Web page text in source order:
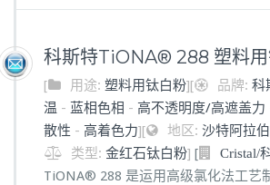
科斯特TiONA® 288 塑料
[ 用途: 塑料用钛白粉][ 品牌: 科
温 - 蓝相色相 - 高不透明度/高遮盖力
散性 - 高着色力][ 地区: 沙特阿拉伯
类型: 金红石钛白粉] [ Cristal/
TiONA® 288 是运用高级氯化法工艺